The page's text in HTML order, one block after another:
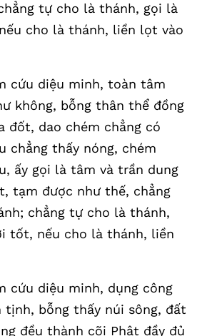
tự cho là thánh, gọi là
cho là thánh, liền lọt vào
cứu diệu minh, toàn tâm
không, bỗng thân thể đồng
đốt, dao chém chẳng có
chẳng thấy nóng, chém
ấy gọi là tâm và trần dung
tạm được như thế, chẳng
chẳng tự cho là thánh,
tốt, nếu cho là thánh, liền
cứu diệu minh, dụng công
tịnh, bỗng thấy núi sông, đất
đều thành cõi Phật đầy đủ